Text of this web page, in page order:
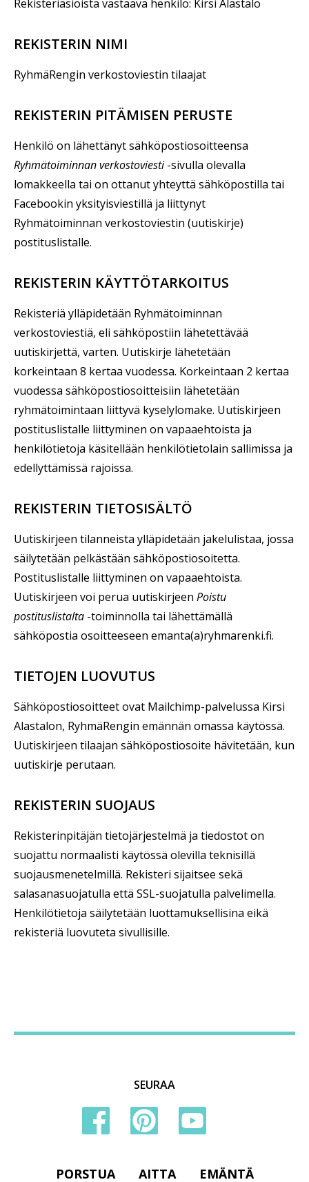
Rekisteriasioista vastaava henkilö: Kirsi Alastalo
REKISTERIN NIMI
RyhmäRengin verkostoviestin tilaajat
REKISTERIN PITÄMISEN PERUSTE
Henkilö on lähettänyt sähköpostiosoitteensa
Ryhmätoiminnan verkostoviesti-sivulla olevalla
lomakkeella tai on ottanut yhteyttä sähköpostilla tai
Facebookin yksityisviestillä ja liittynyt
Ryhmätoiminnan verkostoviestin (uutiskirje)
postituslistalle.
REKISTERIN KÄYTTÖTARKOITUS
Rekisteriä ylläpidetään Ryhmätoiminnan
verkostoviestiä, eli sähköpostiin lähetettävää
uutiskirjettä, varten. Uutiskirje lähetetään
korkeintaan 8 kertaa vuodessa. Korkeintaan 2 kertaa
vuodessa sähköpostiosoitteisiin lähetetään
ryhmätoimintaan liittyvä kyselylomake. Uutiskirjeen
postituslistalle liittyminen on vapaaehtoista ja
henkilötietoja käsitellään henkilötietolain sallimissa ja
edellyttämissä rajoissa.
REKISTERIN TIETOSISÄLTÖ
Uutiskirjeen tilanneista ylläpidetään jakelulistaa, jossa
säilytetään pelkästään sähköpostiosoitetta.
Postituslistalle liittyminen on vapaaehtoista.
Uutiskirjeen voi perua uutiskirjeen Poistu
postituslistalta -toiminnolla tai lähettämällä
sähköpostia osoitteeseen emanta(a)ryhmarenki.fi.
TIETOJEN LUOVUTUS
Sähköpostiosoitteet ovat Mailchimp-palvelussa Kirsi
Alastalon, RyhmäRengin emännän omassa käytössä.
Uutiskirjeen tilaajan sähköpostiosoite hävitetään, kun
uutiskirje perutaan.
REKISTERIN SUOJAUS
Rekisterinpitäjän tietojärjestelmä ja tiedostot on
suojattu normaalisti käytössä olevilla teknisillä
suojausmenetelmillä. Rekisteri sijaitsee sekä
salasanasuojatulla että SSL-suojatulla palvelimella.
Henkilötietoja säilytetään luottamuksellisina eikä
rekisteriä luovuteta sivullisille.
SEURAA
PORSTUA AITTA EMÄNTÄ